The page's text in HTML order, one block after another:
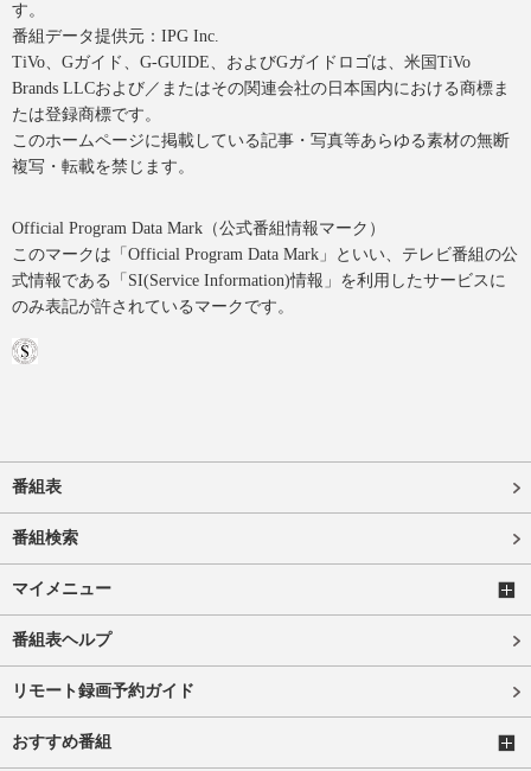
す。
番組データ提供元：IPG Inc.
TiVo、Gガイド、G-GUIDE、およびGガイドロゴは、米国TiVo
Brands LLCおよび／またはその関連会社の日本国内における商標ま
たは登録商標です。
このホームページに掲載している記事・写真等あらゆる素材の無断
複写・転載を禁じます。
Official Program Data Mark（公式番組情報マーク）
このマークは「Official Program Data Mark」といい、テレビ番組の公
式情報である「SI(Service Information)情報」を利用したサービスに
のみ表記が許されているマークです。
番組表
番組検索
マイメニュー
番組表ヘルプ
リモート録画予約ガイド
おすすめ番組